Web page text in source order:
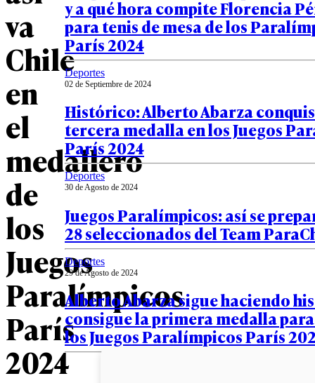
va
Chile
en
el
medallero
de
los
Juegos
Paralímpicos
París
2024
y a qué hora compite Florencia
para tenis de mesa de los
París 2024
Deportes
02 de Septiembre de 2024
Histórico: Alberto Abarza
tercera medalla en los Juegos
París 2024
Deportes
30 de Agosto de 2024
Juegos Paralímpicos: así se
28 seleccionados del Team
Deportes
29 de Agosto de 2024
Alberto Abarza sigue haciendo
consigue la primera medalla
los Juegos Paralímpicos París